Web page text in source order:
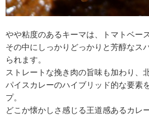
やや粘度のあるキーマは、トマトベー
その中にしっかりどっかりと芳醇なス
られます。
ストレートな挽き肉の旨味も加わり、
パイスカレーのハイブリッド的な要素
プ。
どこか懐かしさ感じる王道感あるカレ